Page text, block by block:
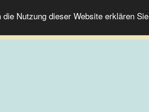
Nutzung dieser Website erklären Sie